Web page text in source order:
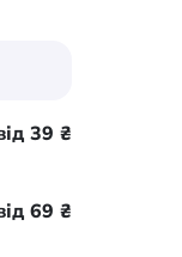
39 ₴
69 ₴